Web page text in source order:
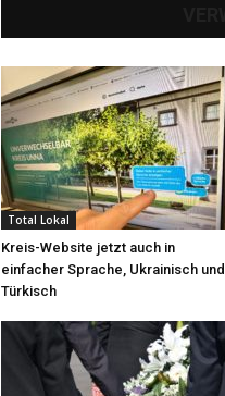
Total Lokal
Kreis-Website jetzt auch in
einfacher Sprache, Ukrainisch und
Türkisch